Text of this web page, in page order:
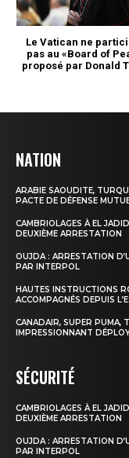
Le Vatican ne
pas au «Board of
proposé par Donald
NATION
ARABIE SAOUDITE,
PACTE DE DÉFENSE
CAMBRIOLAGES À EL
DEUXIÈME ARRESTATION
OUJDA : ARRESTATION
PAR INTERPOL
HAUTES INSTRUCTIONS
ACCOMPAGNÉS DEPUIS
CANADAIR, SUPER PUMA,
IMPRESSIONNANT
SÉCURITÉ
CAMBRIOLAGES À EL
DEUXIÈME ARRESTATION
OUJDA : ARRESTATION
PAR INTERPOL